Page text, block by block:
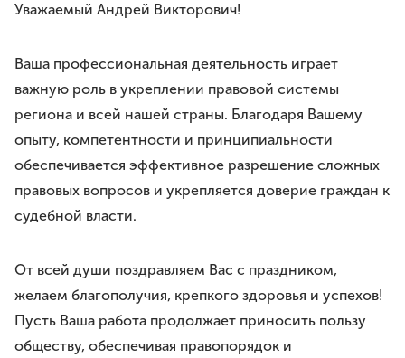
Бесплатная юридическая помощь
Законотворчество
Антикоррупционная деятельность
Молодёжное движение
МЕРОПРИЯТИЯ
Юрист года
Юридический диктант
Моя законотворческая инициатива
ПРЕСС-СЛУЖБА
Лента новостей
Уважаемый Андрей Викторович!
Ваша профессиональная деятельность играет
важную роль в укреплении правовой системы
региона и всей нашей страны. Благодаря Вашему
опыту, компетентности и принципиальности
обеспечивается эффективное разрешение сложных
правовых вопросов и укрепляется доверие граждан к
судебной власти.
От всей души поздравляем Вас с праздником,
желаем благополучия, крепкого здоровья и успехов!
Пусть Ваша работа продолжает приносить пользу
обществу, обеспечивая правопорядок и